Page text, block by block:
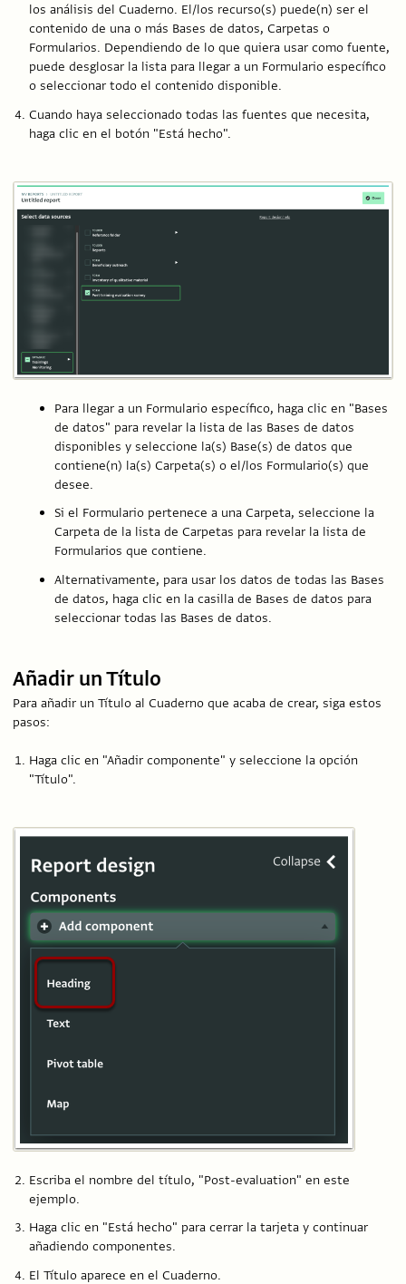
los análisis del Cuaderno. El/los recurso(s) puede(n) ser el
contenido de una o más Bases de datos, Carpetas o
Formularios. Dependiendo de lo que quiera usar como fuente,
puede desglosar la lista para llegar a un Formulario específico
o seleccionar todo el contenido disponible.
Cuando haya seleccionado todas las fuentes que necesita,
haga clic en el botón "Está hecho".
Para llegar a un Formulario específico, haga clic en "Bases
de datos" para revelar la lista de las Bases de datos
disponibles y seleccione la(s) Base(s) de datos que
contiene(n) la(s) Carpeta(s) o el/los Formulario(s) que
desee.
Si el Formulario pertenece a una Carpeta, seleccione la
Carpeta de la lista de Carpetas para revelar la lista de
Formularios que contiene.
Alternativamente, para usar los datos de todas las Bases
de datos, haga clic en la casilla de Bases de datos para
seleccionar todas las Bases de datos.
Añadir un Título
Para añadir un Título al Cuaderno que acaba de crear, siga estos
pasos:
Haga clic en "Añadir componente" y seleccione la opción
"Título".
Escriba el nombre del título, "Post-evaluation" en este
ejemplo.
Haga clic en "Está hecho" para cerrar la tarjeta y continuar
añadiendo componentes.
El Título aparece en el Cuaderno.